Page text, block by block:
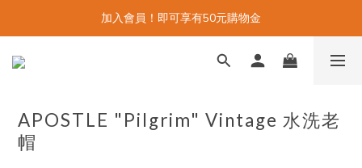
加入會員！即可享有50元購物金
APOSTLE "Pilgrim" Vintage 水洗老
帽